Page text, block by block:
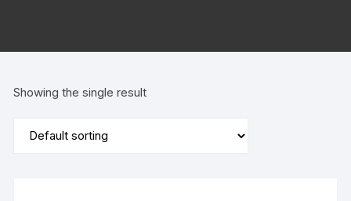
Showing the single result